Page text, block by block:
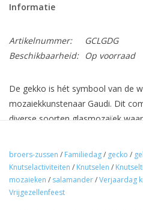
Informatie
Artikelnummer:
GCLGDG
Beschikbaarheid:
Op voorraad
De gekko is hét symbool van de
mozaiekkunstenaar Gaudi. Dit
diverse soorten glasmozaïek
Voor dit mozaïek pakket heeft
Ideaal voor vrijgezellenfeestjes,
broers-zussen / Familiedag/ gecko /
Knutselactiviteiten / Knutselen /
mozaieken / salamander/Verjaardag
Vrijgezellenfeest